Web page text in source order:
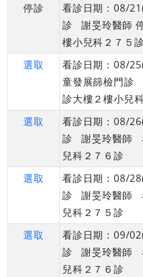
停診
看診日期：08/
診 謝旻玲醫師
樓小兒科２７５診
選取
看診日期：08/
童發展篩檢門診
診大樓２樓小兒
選取
看診日期：08/
診 謝旻玲醫師
兒科２７６診
選取
看診日期：08/
診 謝旻玲醫師
兒科２７５診
選取
看診日期：09/
診 謝旻玲醫師
兒科２７６診